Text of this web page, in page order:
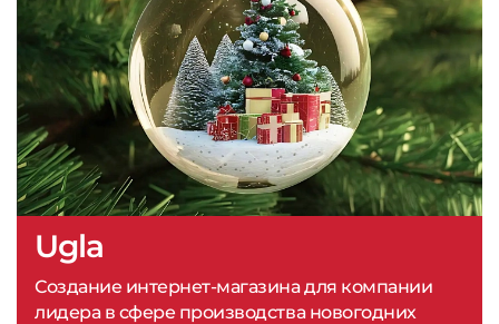
Ugla
Создание интернет-магазина для компании
лидера в сфере производства новогодних